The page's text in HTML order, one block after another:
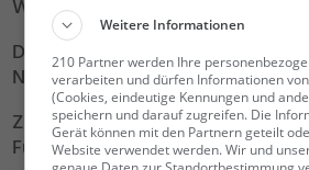
Wanderungen und Spaziergänge.
Das Gebiet rund um die
Naturschutz und kann nur zu Fuß
Zahlreiche seltene Pflanzen-
Fürstenberg ein Zuhause
Weitere Informationen
210 Partner werden Ihre
verarbeiten und dürfen Informationen
(Cookies, eindeutige Kennungen und
speichern und darauf zugreifen. Die
Gerät können mit den Partnern geteilt
Website verwendet werden. Wir und